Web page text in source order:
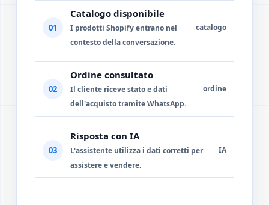
01
Catalogo disponibile
I prodotti Shopify entrano nel
contesto della conversazione.
catalogo
02
Ordine consultato
Il cliente riceve stato e dati
dell'acquisto tramite WhatsApp.
ordine
03
Risposta con IA
L'assistente utilizza i dati corretti per
assistere e vendere.
IA